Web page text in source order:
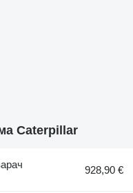
Caterpillar
928,90 €